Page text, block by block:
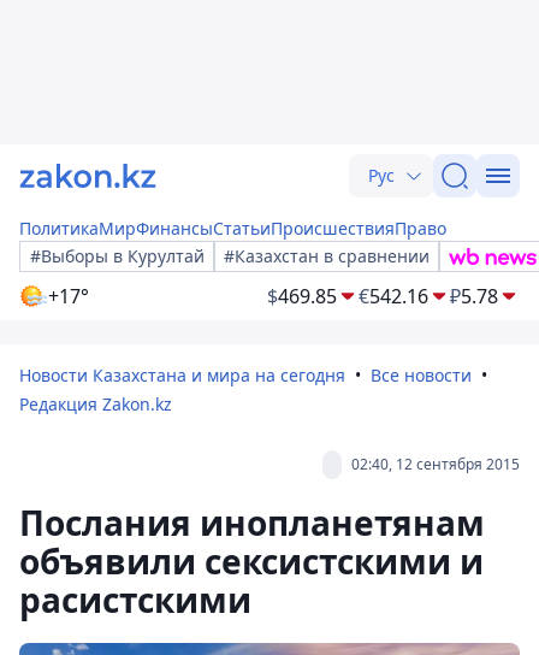
Рус
ПолитикаМирФинансыСтатьиПроисшествияПраво
#Выборы в Курултай
#Казахстан в сравнении
+17° $469.85 €542.16 ₽5.78
Новости Казахстана и мира на сегодня
Все новости
Редакция Zakon.kz
02:40, 12 сентября 2015
Послания инопланетянам
объявили сексистскими и
расистскими